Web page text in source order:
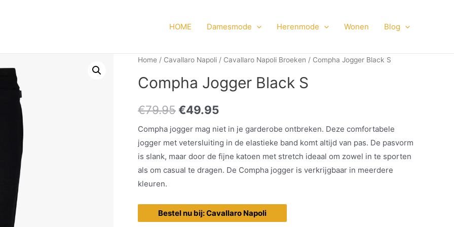
HOME Damesmode Herenmode Wonen Blog
Home / Cavallaro Napoli / Cavallaro Napoli Broeken / Compha Jogger Black S
Compha Jogger Black S
€79.95€49.95
Compha jogger mag niet in je garderobe ontbreken. Deze comfortabele
jogger met vetersluiting in de elastieke band komt altijd van pas. De pasvorm
is slank, maar door de fijne katoen met stretch ideaal om zowel in te sporten
als om casual te dragen. De Compha jogger is verkrijgbaar in meerdere
kleuren.
Bestel nu bij: Cavallaro Napoli